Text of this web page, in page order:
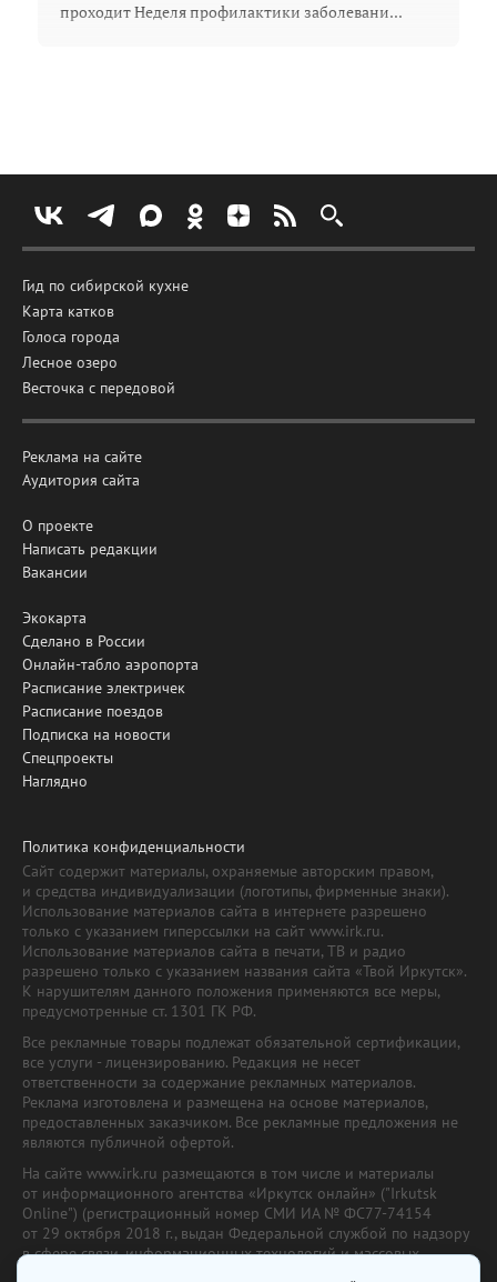
проходит Неделя профилактики заболевани...
Гид по сибирской кухне
Карта катков
Голоса города
Лесное озеро
Весточка с передовой
Реклама на сайте
Аудитория сайта
О проекте
Написать редакции
Вакансии
Экокарта
Сделано в России
Онлайн-табло аэропорта
Расписание электричек
Расписание поездов
Подписка на новости
Спецпроекты
Наглядно
Политика конфиденциальности
Сайт содержит материалы, охраняемые авторским правом,
и средства индивидуализации (логотипы, фирменные знаки).
Использование материалов сайта в интернете разрешено
только с указанием гиперссылки на сайт www.irk.ru.
Использование материалов сайта в печати, ТВ и радио
разрешено только с указанием названия сайта «Твой Иркутск».
К нарушителям данного положения применяются все меры,
предусмотренные ст. 1301 ГК РФ.
Все рекламные товары подлежат обязательной сертификации,
все услуги - лицензированию. Редакция не несет
ответственности за содержание рекламных материалов.
Реклама изготовлена и размещена на основе материалов,
предоставленных заказчиком. Все рекламные предложения не
являются публичной офертой.
На сайте www.irk.ru размещаются в том числе и материалы
от информационного агентства «Иркутск онлайн» ("Irkutsk
Online") (регистрационный номер СМИ ИА № ФС77-74154
от 29 октября 2018 г., выдан Федеральной службой по надзору
в сфере связи, информационных технологий и массовых